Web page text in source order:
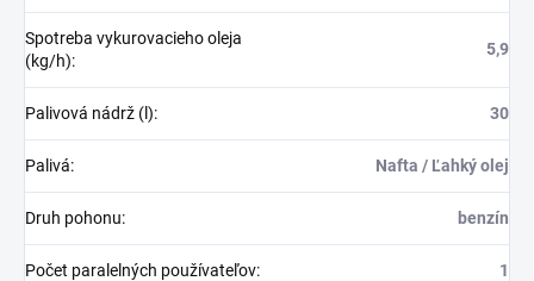
Spotreba vykurovacieho oleja
(kg/h):
5,9
Palivová nádrž (l): 30
Palivá: Nafta / Ľahký olej
Druh pohonu: benzín
Počet paralelných používateľov: 1